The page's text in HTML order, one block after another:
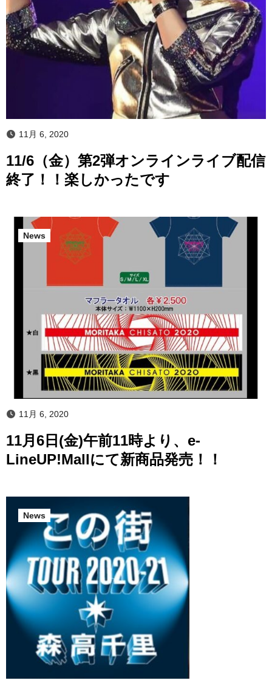
11月 6, 2020
11/6（金）第2弾オンラインライブ配信
終了！！楽しかったです
News
11月 6, 2020
11月6日(金)午前11時より、e-
LineUP!Mallにて新商品発売！！
News